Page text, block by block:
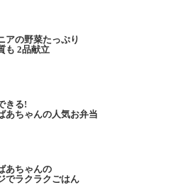
アの野菜たっぷり
も 2品献立
きる!
あちゃんの人気お弁当
あちゃんの
でラクラクごはん